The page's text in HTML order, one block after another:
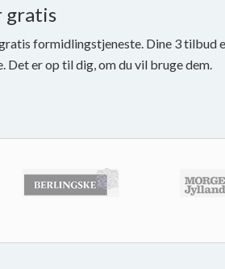
gratis
formidlingstjeneste. Dine 3 tilbud
Det er op til dig, om du vil bruge dem.